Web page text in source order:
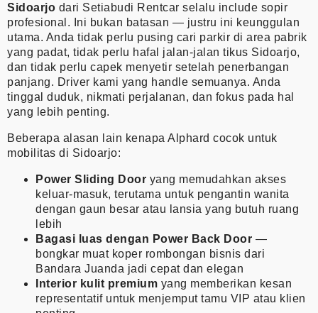
Sidoarjo dari Setiabudi Rentcar selalu include sopir
profesional. Ini bukan batasan — justru ini keunggulan
utama. Anda tidak perlu pusing cari parkir di area pabrik
yang padat, tidak perlu hafal jalan-jalan tikus Sidoarjo,
dan tidak perlu capek menyetir setelah penerbangan
panjang. Driver kami yang handle semuanya. Anda
tinggal duduk, nikmati perjalanan, dan fokus pada hal
yang lebih penting.
Beberapa alasan lain kenapa Alphard cocok untuk
mobilitas di Sidoarjo:
Power Sliding Door yang memudahkan akses
keluar-masuk, terutama untuk pengantin wanita
dengan gaun besar atau lansia yang butuh ruang
lebih
Bagasi luas dengan Power Back Door —
bongkar muat koper rombongan bisnis dari
Bandara Juanda jadi cepat dan elegan
Interior kulit premium yang memberikan kesan
representatif untuk menjemput tamu VIP atau klien